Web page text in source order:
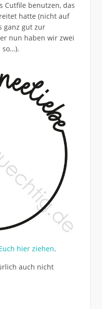
Cutfile benutzen, das
hatte (nicht auf
ganz gut zur
nun haben wir zwei
so…).
hier ziehen.
auch nicht